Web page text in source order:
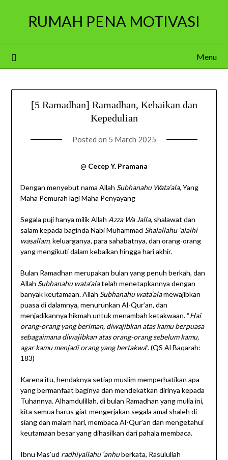
RUMAH PENA MOTIVASI
Menu
[5 Ramadhan] Ramadhan, Kebaikan dan
Kepedulian
Posted on 5 March 2025
@ Cecep Y. Pramana
Dengan menyebut nama Allah Subhanahu Wata’ala, Yang
Maha Pemurah lagi Maha Penyayang
Segala puji hanya milik Allah Azza Wa Jalla, shalawat dan
salam kepada baginda Nabi Muhammad Shalallahu ‘alaihi
wasallam, keluarganya, para sahabatnya, dan orang-orang
yang mengikuti dalam kebaikan hingga hari akhir.
Bulan Ramadhan merupakan bulan yang penuh berkah, dan
Allah Subhanahu wata’alatelah menetapkannya dengan
banyak keutamaan. Allah Subhanahu wata’alamewajibkan
puasa di dalamnya, menurunkan Al-Qur’an, dan
menjadikannya hikmah untuk menambah ketakwaan. “Hai
orang-orang yang beriman, diwajibkan atas kamu berpuasa
sebagaimana diwajibkan atas orang-orang sebelum kamu,
agar kamu menjadi orang yang bertakwa”. (QS Al Baqarah:
183)
Karena itu, hendaknya setiap muslim memperhatikan apa
yang bermanfaat baginya dan mendekatkan dirinya kepada
Tuhannya. Alhamdulillah, di bulan Ramadhan yang mulia ini,
kita semua harus giat mengerjakan segala amal shaleh di
siang dan malam hari, membaca Al-Qur’an dan mengetahui
keutamaan besar yang dihasilkan dari pahala membaca.
Ibnu Mas’ud radhiyallahu ‘anhuberkata, Rasulullah